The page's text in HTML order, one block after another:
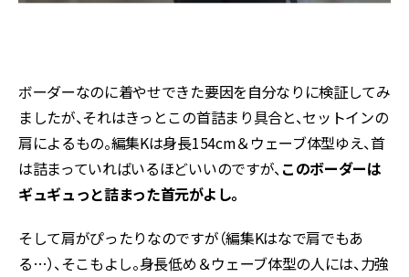
ボーダーなのに着やせできた要因を自分なりに検証してみ
ましたが、それはきっとこの首詰まり具合と、セットインの
肩によるもの。編集Kは身長154cm＆ウェーブ体型ゆえ、首
は詰まっていればいるほどいいのですが、このボーダーは
ギュギュっと詰まった首元がよし。
そして肩がぴったりなのですが（編集Kはなで肩でもあ
る…）、そこもよし。身長低め＆ウェーブ体型の人には、力強